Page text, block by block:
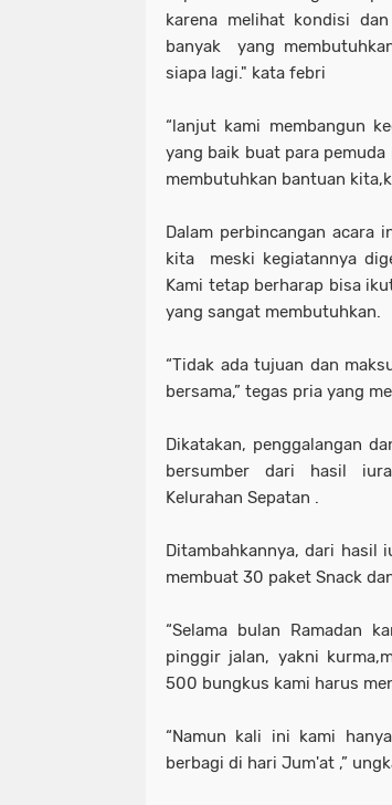
karena melihat kondisi
banyak yang
siapa lagi." kata febri
“lanjut kami membangun
yang baik buat para
membutuhkan bantuan
Dalam perbincangan acara
kita meski kegiatannya
Kami tetap berharap bisa
yang sangat membutuhkan.
“Tidak ada tujuan dan
bersama,” tegas pria yang
Dikatakan, penggalangan
bersumber dari hasil
Kelurahan Sepatan .
Ditambahkannya, dari hasil
membuat 30 paket Snack
“Selama bulan Ramadan
pinggir jalan, yakni
500 bungkus kami harus
“Namun kali ini kami
berbagi di hari Jum'at ,”